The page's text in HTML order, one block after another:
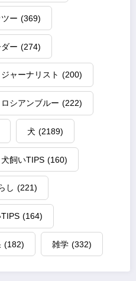
ー (369)
ー (274)
ャーナリスト (200)
ロシアンブルー (222)
犬 (2189)
犬飼いTIPS (160)
し (221)
(164)
(182) 雑学 (332)